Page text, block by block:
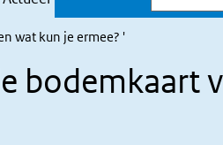
wat kun je ermee? '
bodemkaart